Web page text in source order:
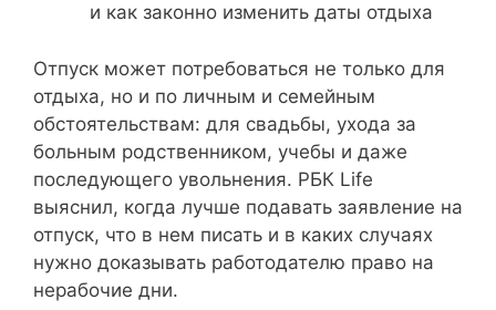
и как законно изменить даты отдыха
Отпуск может потребоваться не только для
отдыха, но и по личным и семейным
обстоятельствам: для свадьбы, ухода за
больным родственником, учебы и даже
последующего увольнения. РБК Life
выяснил, когда лучше подавать заявление на
отпуск, что в нем писать и в каких случаях
нужно доказывать работодателю право на
нерабочие дни.